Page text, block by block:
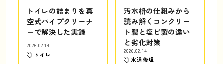
トイレの詰まりを真
空式パイプクリーナ
ーで解決した実録
2026.02.14
トイレ
汚水枡の仕組みから
読み解くコンクリー
ト製と塩ビ製の違い
と劣化対策
2026.02.14
水道修理